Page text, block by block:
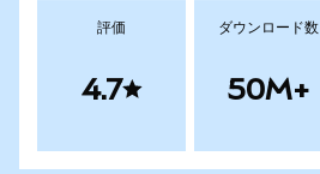
評価
4.7
ダウンロード数
50M+